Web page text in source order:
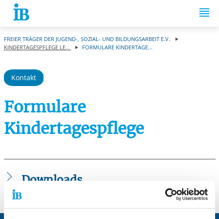
Springe zum Inhalt
FREIER TRÄGER DER JUGEND-, SOZIAL- UND BILDUNGSARBEIT E.V.
KINDERTAGESPFLEGE LE...
FORMULARE KINDERTAGE...
Kontakt
Formulare
Kindertagespflege
Downloads